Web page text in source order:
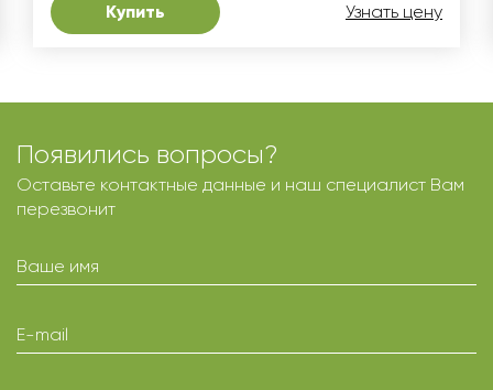
Купить Узнать цену
Появились вопросы?
Оставьте контактные данные и наш специалист Вам
перезвонит
Ваше имя
E-mail